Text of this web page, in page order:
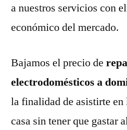
a nuestros servicios con
económico del mercado.
Bajamos el precio de
electrodomésticos a
la finalidad de asistirte
casa sin tener que gastar